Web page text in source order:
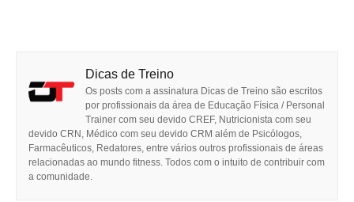
Dicas de Treino
Os posts com a assinatura Dicas de Treino são escritos
por profissionais da área de Educação Física / Personal
Trainer com seu devido CREF, Nutricionista com seu
devido CRN, Médico com seu devido CRM além de Psicólogos,
Farmacêuticos, Redatores, entre vários outros profissionais de áreas
relacionadas ao mundo fitness. Todos com o intuito de contribuir com
a comunidade.